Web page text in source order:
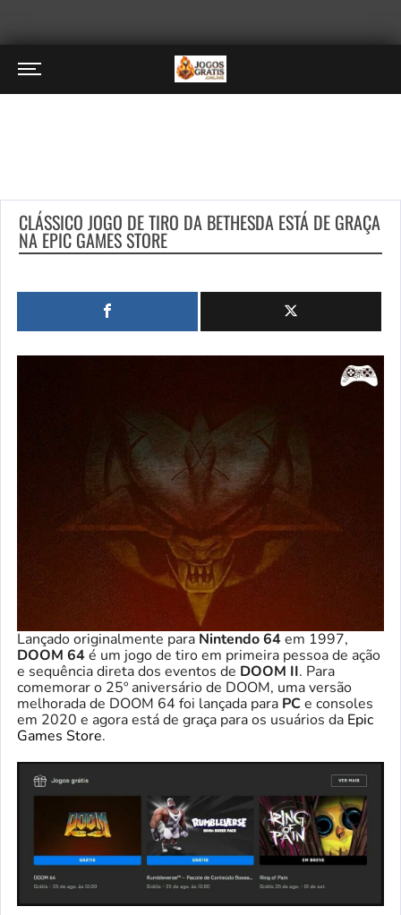
CLÁSSICO JOGO DE TIRO DA BETHESDA ESTÁ DE GRAÇA
NA EPIC GAMES STORE
Lançado originalmente para Nintendo 64em 1997,
DOOM 64é um jogo de tiro em primeira pessoa de ação
e sequência direta dos eventos de DOOM II. Para
comemorar o 25º aniversário de DOOM, uma versão
melhorada de DOOM 64 foi lançada para PCe consoles
em 2020 e agora está de graça para os usuários da Epic
Games Store.